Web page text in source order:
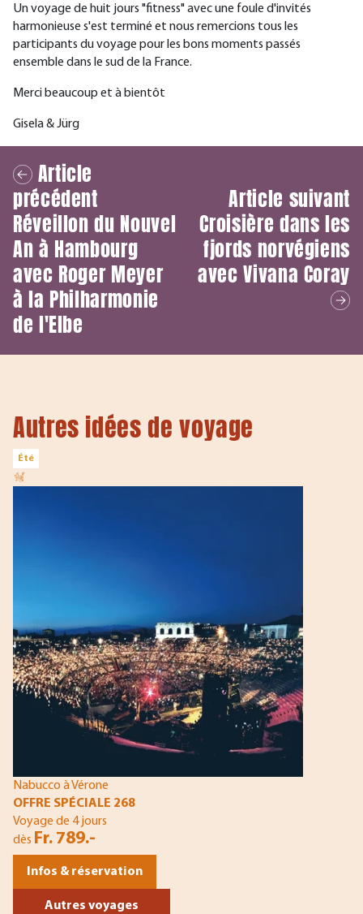
Un voyage de huit jours "fitness" avec une foule d'invités
harmonieuse s'est terminé et nous remercions tous les
participants du voyage pour les bons moments passés
ensemble dans le sud de la France.
Merci beaucoup et à bientôt
Gisela & Jürg
Article
précédent
Réveillon du Nouvel
An à Hambourg
avec Roger Meyer
à la Philharmonie
de l'Elbe
Article suivant
Croisière dans les
fjords norvégiens
avec Vivana Coray
Autres idées de voyage
Été
Nabucco à Vérone
OFFRE SPÉCIALE 268
Voyage de 4 jours
dès Fr. 789.-
Infos & réservation
Autres voyages